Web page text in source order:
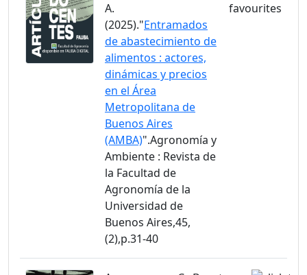
A.
(2025)."Entramados
de abastecimiento de
alimentos : actores,
dinámicas y precios
en el Área
Metropolitana de
Buenos Aires
(AMBA)".Agronomía y
Ambiente : Revista de
la Facultad de
Agronomía de la
Universidad de
Buenos Aires,45,
(2),p.31-40